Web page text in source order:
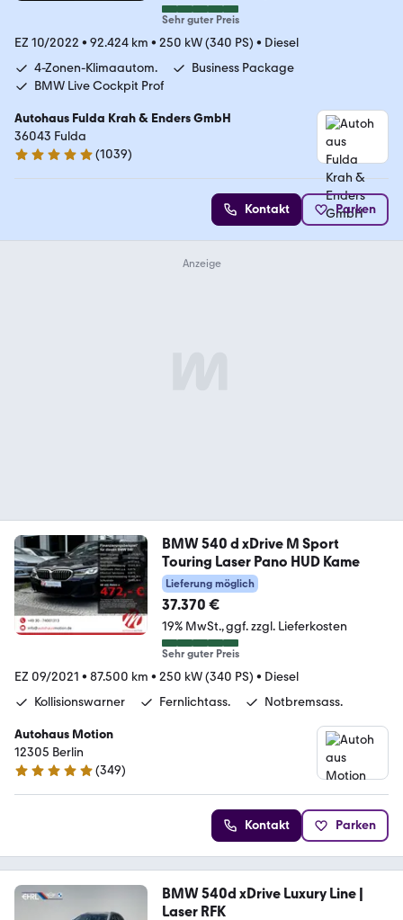
Sehr guter Preis
EZ 10/2022 • 92.424 km • 250 kW (340 PS) • Diesel
4-Zonen-Klimaautom.
Business Package
BMW Live Cockpit Prof
Autohaus Fulda Krah & Enders GmbH
36043 Fulda
4.9 Sterne
(1039)
Kontakt Parken
BMW 540 d xDrive M Sport
Touring Laser Pano HUD Kame
Lieferung möglich
37.370 €
19% MwSt. ggf. zzgl. Lieferkosten
Sehr guter Preis
EZ 09/2021 • 87.500 km • 250 kW (340 PS) • Diesel
Kollisionswarner
Fernlichtass. Notbremsass.
Autohaus Motion
12305 Berlin
5 Sterne
(349)
Kontakt Parken
BMW 540d xDrive Luxury Line |
Laser RFK